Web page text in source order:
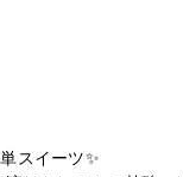
スイーツ✨